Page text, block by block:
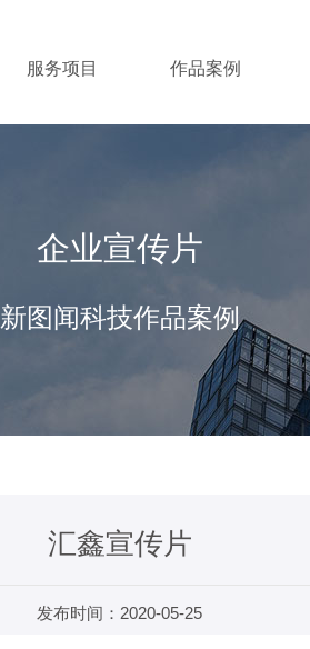
服务项目 作品案例
企业宣传片
新图闻科技作品案例
汇鑫宣传片
发布时间：2020-05-25